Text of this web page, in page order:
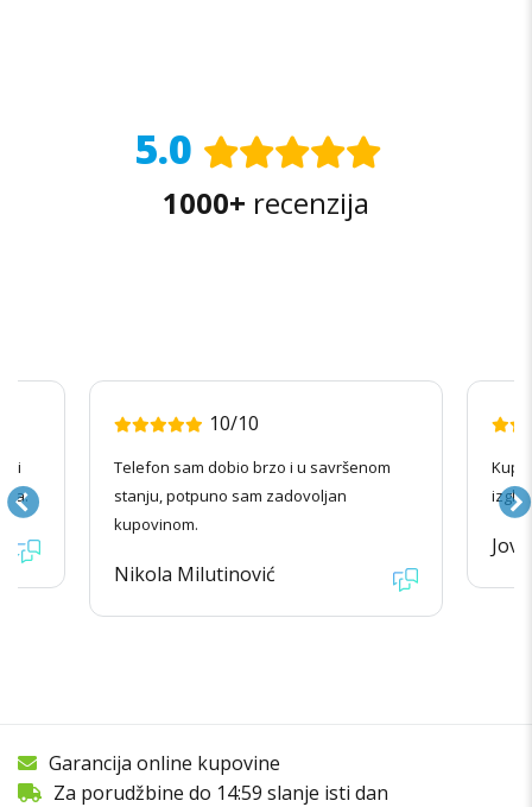
5.0
1000+ recenzija
10/10
Telefon sam dobio brzo i u savršenom
stanju, potpuno sam zadovoljan
kupovinom.
Nikola Milutinović
Garancija online kupovine
Za porudžbine do 14:59 slanje isti dan